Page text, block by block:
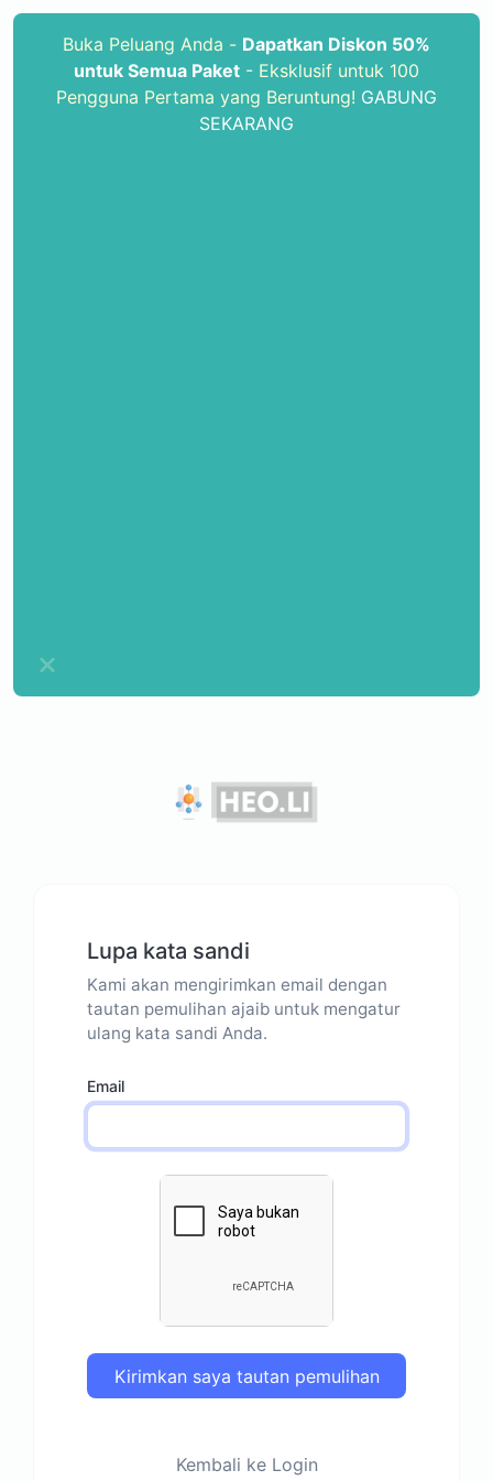
Buka Peluang Anda - Dapatkan Diskon 50%
untuk Semua Paket - Eksklusif untuk 100
Pengguna Pertama yang Beruntung! GABUNG
SEKARANG
Lupa kata sandi
Kami akan mengirimkan email dengan
tautan pemulihan ajaib untuk mengatur
ulang kata sandi Anda.
Email
Kirimkan saya tautan pemulihan
Kembali ke Login